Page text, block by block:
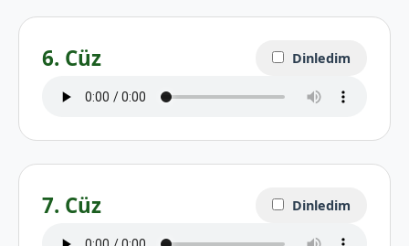
6. Cüz Dinledim
7. Cüz Dinledim